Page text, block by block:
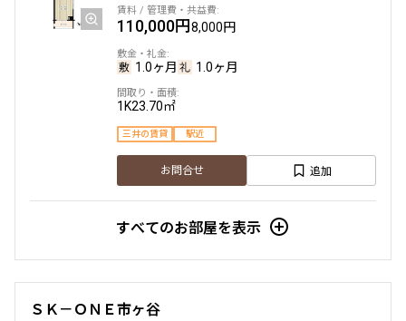
110,000円8,000円
1.0ヶ月 1.0ヶ月
1K23.70㎡
三井の賃貸 駅近
お問合せ 追加
すべてのお部屋を表示
ＳＫ－ＯＮＥ市ヶ谷